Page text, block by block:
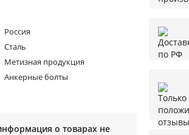
Россия
Сталь
Метизная продукция
Анкерные болты
о товарах не